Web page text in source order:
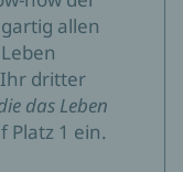
allen
dritter
das Leben
Platz 1 ein.